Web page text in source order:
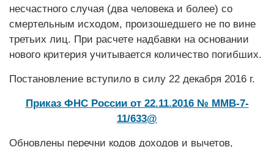
несчастного случая (два человека и более) со
смертельным исходом, произошедшего не по вине
третьих лиц. При расчете надбавки на основании
нового критерия учитывается количество погибших.
Постановление вступило в силу 22 декабря 2016 г.
Приказ ФНС России от 22.11.2016 № ММВ-7-
11/633@
Обновлены перечни кодов доходов и вычетов,